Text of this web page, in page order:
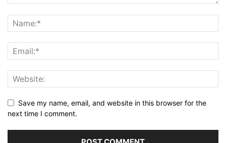
Save my name, email, and website in this browser for the
next time I comment.